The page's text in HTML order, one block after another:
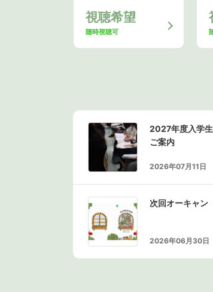
視聴希望
随時視聴可
2027年度入学
ご案内
2026年07月11日
次回オーキャン
2026年06月30日